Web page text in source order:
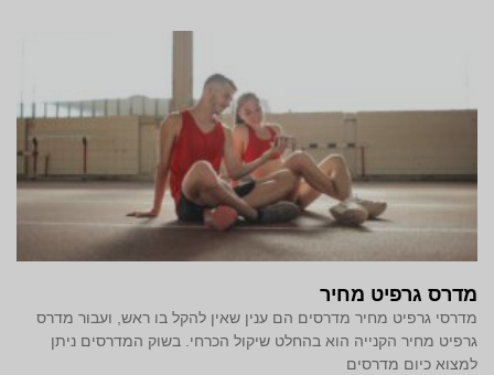
מדרס גרפיט מחיר
מדרסי גרפיט מחיר מדרסים הם ענין שאין להקל בו ראש, ועבור מדרס
גרפיט מחיר הקנייה הוא בהחלט שיקול הכרחי. בשוק המדרסים ניתן
למצוא כיום מדרסים